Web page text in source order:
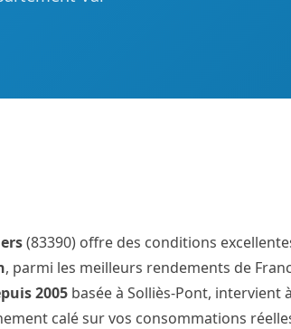
(83390) offre des conditions
, parmi les meilleurs rendements de
2005 basée à Solliès-Pont, intervient
calé sur vos consommations